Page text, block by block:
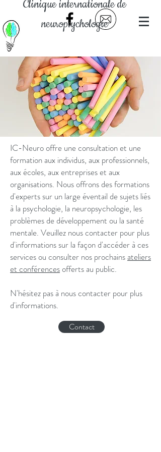
IC-Neuro offre une consultation et une
formation aux individus, aux professionnels,
aux écoles, aux entreprises et aux
organisations. Nous offrons des formations
d'experts sur un large éventail de sujets liés
à la psychologie, la neuropsychologie, les
problèmes de développement ou la santé
mentale. Veuillez nous contacter pour plus
d'informations sur la façon d'accéder à ces
services ou consulter nos prochainsateliers
et conférencesofferts au public.
N'hésitez pas à nous contacter pour plus
d'informations.
Clinique internationale de
neuropsychologie
Contact